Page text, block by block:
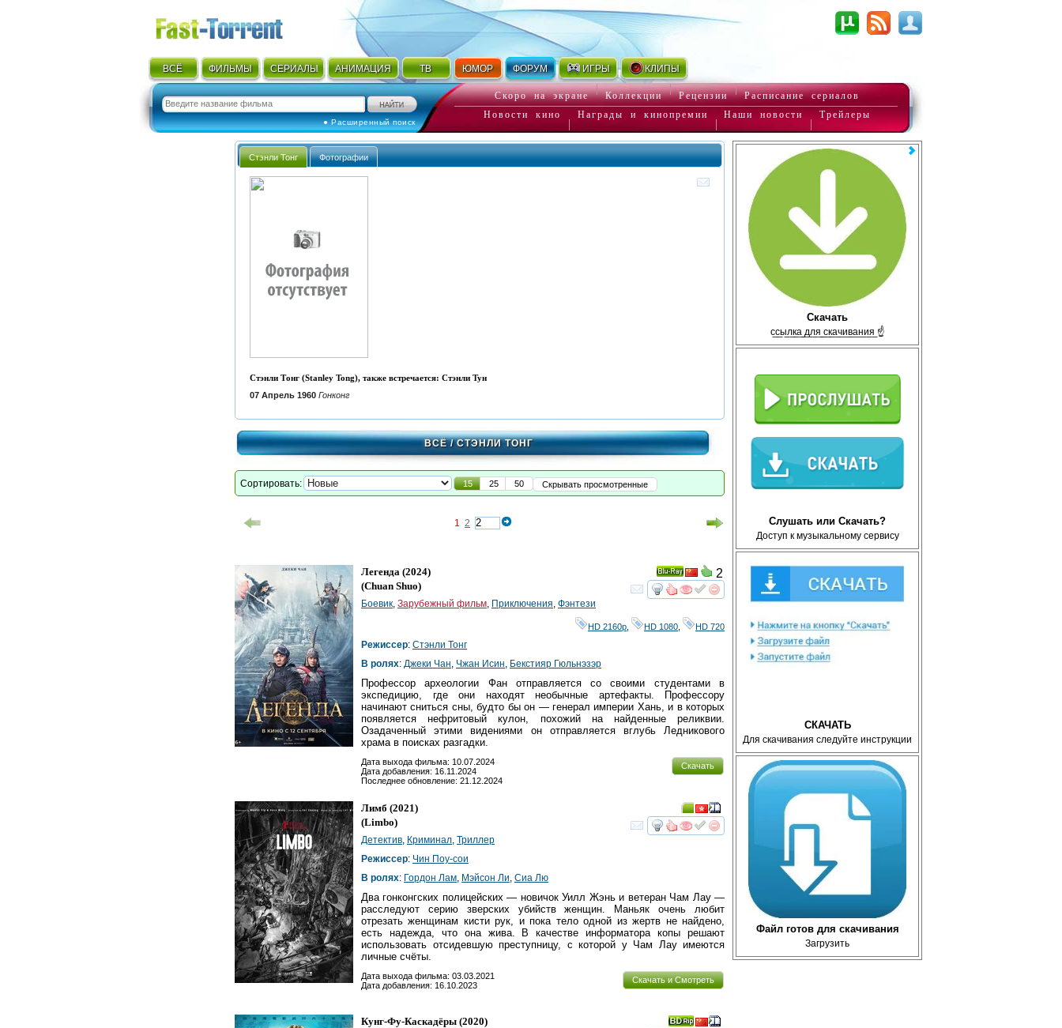
ВСЁ ФИЛЬМЫ СЕРИАЛЫ АНИМАЦИЯ ТВ ЮМОР ФОРУМ ИГРЫ КЛИПЫ
● Расширенный поиск
Скоро на экране Коллекции Рецензии
Расписание сериалов
Новости кино
Награды и кинопремии Наши новости Трейлеры
Скачать
с̲с̲ы̲л̲к̲а̲ ̲д̲л̲я̲ ̲с̲к̲а̲ч̲и̲в̲а̲н̲и̲я̲ ☝
Слушать или Скачать?
Доступ к музыкальному сервису
СКАЧАТЬ
Для скачивания следуйте инструкции
Файл готов для скачивания
Загрузить
Стэнли Тонг Фотографии
Стэнли Тонг (Stanley Tong), также встречается: Стэнли Тун
07 Апрель 1960 Гонконг
ВСЁ/ СТЭНЛИ ТОНГ
Сортировать: 15 25 50 Скрывать просмотренные
1 2
смотретьинтересует
Ray
2
Легенда (2024)
(Chuan Shuo)
Боевик, Зарубежный фильм, Приключения, Фэнтези
HD 2160р HD 1080 HD 720
Режиссер: Стэнли Тонг
В ролях: Джеки Чан, Чжан Исин, Бекстияр Гюльнэзэр
Профессор археологии Фан отправляется со своими студентами в
экспедицию, где они находят необычные артефакты. Профессору
начинают сниться сны, будто бы он — генерал империи Хань, и в которых
появляется нефритовый кулон, похожий на найденные реликвии.
Озадаченный этими видениями он отправляется вглубь Ледникового
храма в поисках разгадки.
Скачать
Дата выхода фильма: 10.07.2024
Дата добавления: 16.11.2024
Последнее обновление: 21.12.2024
смотретьинтересует
Лимб (2021)
(Limbo)
Детектив, Криминал, Триллер
Режиссер: Чин Поу-сои
В ролях: Гордон Лам, Мэйсон Ли, Сиа Лю
Два гонконгских полицейских — новичок Уилл Жэнь и ветеран Чам Лау —
расследуют серию зверских убийств женщин. Маньяк очень любит
отрезать женщинам кисти рук, и пока тело одной из жертв не найдено,
есть надежда, что она жива. В качестве информатора копы решают
использовать отсидевшую преступницу, с которой у Чам Лау имеются
личные счёты.
Скачать и Смотреть
Дата выхода фильма: 03.03.2021
Дата добавления: 16.10.2023
Кунг-Фу-Каскадёры (2020)